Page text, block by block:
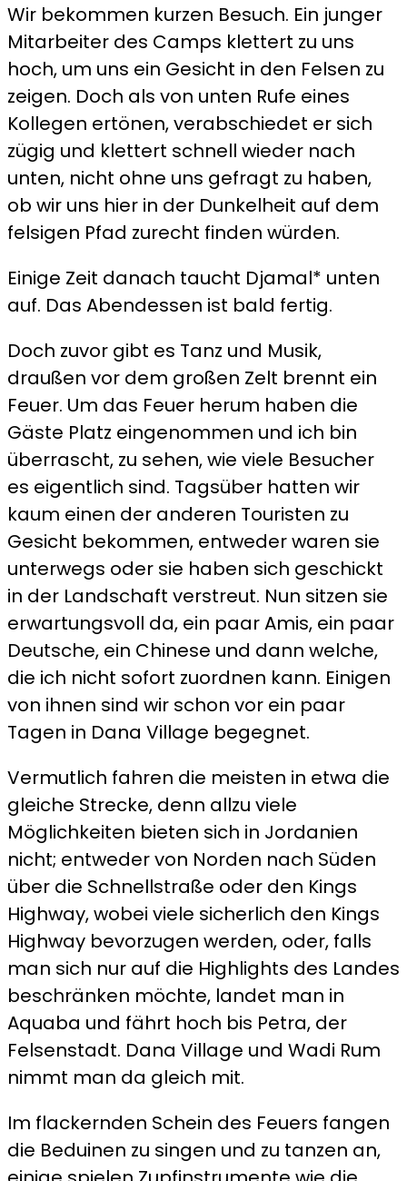
Wir bekommen kurzen Besuch. Ein junger
Mitarbeiter des Camps klettert zu uns
hoch, um uns ein Gesicht in den Felsen zu
zeigen. Doch als von unten Rufe eines
Kollegen ertönen, verabschiedet er sich
zügig und klettert schnell wieder nach
unten, nicht ohne uns gefragt zu haben,
ob wir uns hier in der Dunkelheit auf dem
felsigen Pfad zurecht finden würden.
Einige Zeit danach taucht Djamal* unten
auf. Das Abendessen ist bald fertig.
Doch zuvor gibt es Tanz und Musik,
draußen vor dem großen Zelt brennt ein
Feuer. Um das Feuer herum haben die
Gäste Platz eingenommen und ich bin
überrascht, zu sehen, wie viele Besucher
es eigentlich sind. Tagsüber hatten wir
kaum einen der anderen Touristen zu
Gesicht bekommen, entweder waren sie
unterwegs oder sie haben sich geschickt
in der Landschaft verstreut. Nun sitzen sie
erwartungsvoll da, ein paar Amis, ein paar
Deutsche, ein Chinese und dann welche,
die ich nicht sofort zuordnen kann. Einigen
von ihnen sind wir schon vor ein paar
Tagen in Dana Village begegnet.
Vermutlich fahren die meisten in etwa die
gleiche Strecke, denn allzu viele
Möglichkeiten bieten sich in Jordanien
nicht; entweder von Norden nach Süden
über die Schnellstraße oder den Kings
Highway, wobei viele sicherlich den Kings
Highway bevorzugen werden, oder, falls
man sich nur auf die Highlights des Landes
beschränken möchte, landet man in
Aquaba und fährt hoch bis Petra, der
Felsenstadt. Dana Village und Wadi Rum
nimmt man da gleich mit.
Im flackernden Schein des Feuers fangen
die Beduinen zu singen und zu tanzen an,